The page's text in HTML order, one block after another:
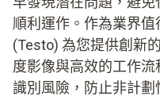
順利運作。作為業界
(Testo) 為您提供創新
度影像與高效的工作
識別風險，防止非計